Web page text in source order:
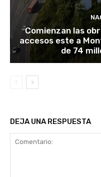
Comienzan las
accesos este a
de 74
DEJA UNA RESPUESTA